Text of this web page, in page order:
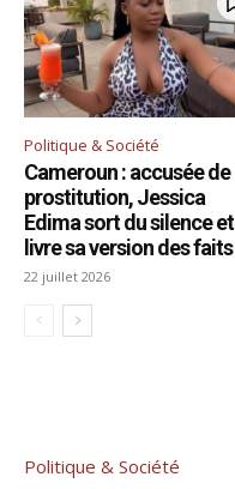
Politique & Société
Cameroun : accusée de
prostitution, Jessica
Edima sort du silence et
livre sa version des faits
22 juillet 2026